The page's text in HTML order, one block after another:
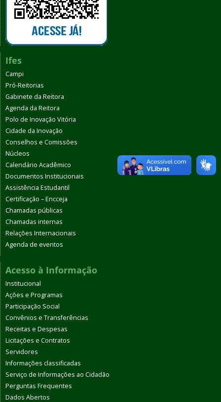
Ifes
Campi
Pró-Reitorias
Gabinete da Reitora
Agenda da Reitora
Polo de Inovação Vitória
Cidade da Inovação
Conselhos e Comissões
Núcleos
Calendário Acadêmico
Documentos Institucionais
Assistência Estudantil
Certificação – Encceja
Chamadas públicas
Chamadas internas
Relações Internacionais
Agenda de eventos
Acesso à Informação
Institucional
Ações e Programas
Participação Social
Convênios e Transferências
Receitas e Despesas
Licitações e Contratos
Servidores
Informações classificadas
Serviço de Informações ao Cidadão
Perguntas Frequentes
Dados Abertos